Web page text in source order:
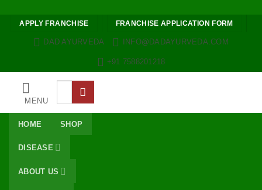
APPLY FRANCHISE FRANCHISE APPLICATION FORM
DAD AYURVEDA INFO@DADAYURVEDA.COM
+91 7588201218
MENU
Search
HOME SHOP
DISEASE
ABOUT US